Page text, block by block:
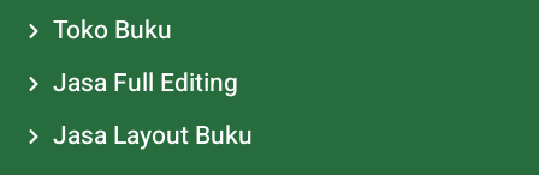
Toko Buku
Jasa Full Editing
Jasa Layout Buku